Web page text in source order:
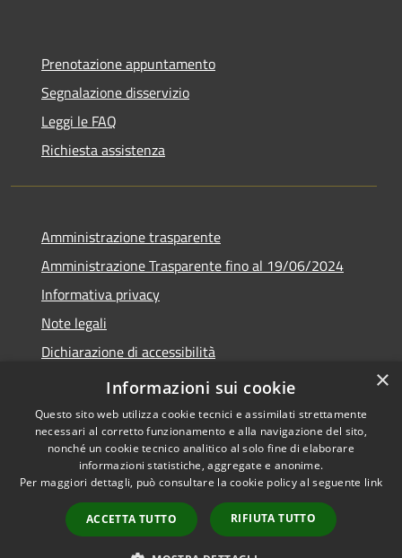
Prenotazione appuntamento
Segnalazione disservizio
Leggi le FAQ
Richiesta assistenza
Amministrazione trasparente
Amministrazione Trasparente fino al 19/06/2024
Informativa privacy
Note legali
Dichiarazione di accessibilità
Meccanismo di feedback
Accessibilità
Copyright © 2026 • Comune di
Lorenzago di Cadore • Powered
byMunicipium
Accesso
redazione
×
Informazioni sui cookie
Questo sito web utilizza cookie tecnici e assimilati strettamente
necessari al corretto funzionamento e alla navigazione del sito,
nonché un cookie tecnico analitico al solo fine di elaborare
informazioni statistiche, aggregate e anonime.
Per maggiori dettagli, può consultare la cookie policy al seguente link
ACCETTA TUTTO RIFIUTA TUTTO